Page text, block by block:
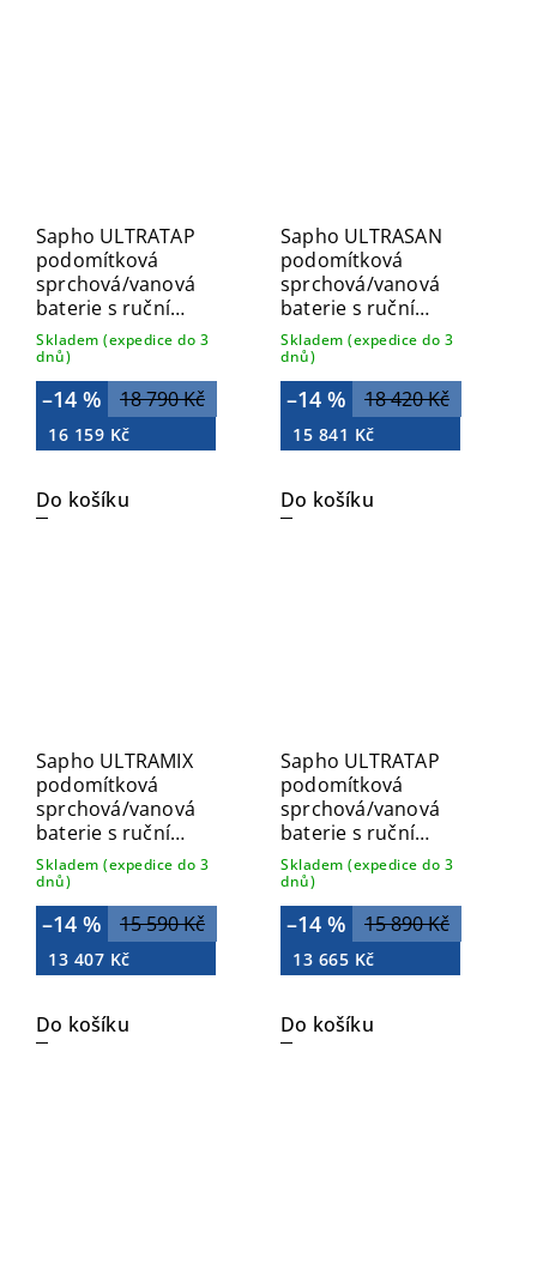
Sapho ULTRATAP
podomítková
sprchová/vanová
baterie s ruční
sprchou, 2 výstupy,
černá mat UT045TB
Skladem (expedice do 3
dnů)
18 790 Kč
–14 %
16 159 Kč
Do košíku
Sapho ULTRASAN
podomítková
sprchová/vanová
baterie s ruční
sprchou, 2 výstupy,
černá mat/chrom
UT045VBC
Skladem (expedice do 3
dnů)
18 420 Kč
–14 %
15 841 Kč
Do košíku
Sapho ULTRAMIX
podomítková
sprchová/vanová
baterie s ruční
sprchou, 2 výstupy,
chrom UT045
Skladem (expedice do 3
dnů)
15 590 Kč
–14 %
13 407 Kč
Do košíku
Sapho ULTRATAP
podomítková
sprchová/vanová
baterie s ruční
sprchou, 2 výstupy,
chrom UT045T
Skladem (expedice do 3
dnů)
15 890 Kč
–14 %
13 665 Kč
Do košíku